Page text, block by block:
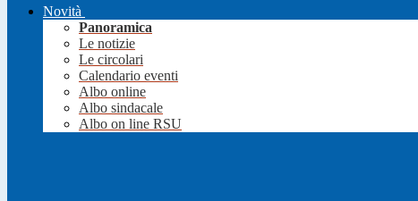
Novità
Panoramica
Le notizie
Le circolari
Calendario eventi
Albo online
Albo sindacale
Albo on line RSU